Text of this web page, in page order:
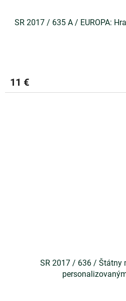
SR 2017 / 635 A / EUROPA:
11 €
SR 2017 / 636 / Štátny